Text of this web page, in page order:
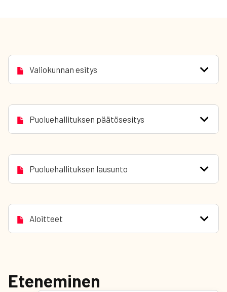
Valiokunnan esitys
Puoluehallituksen päätösesitys
Puoluehallituksen lausunto
Aloitteet
Eteneminen